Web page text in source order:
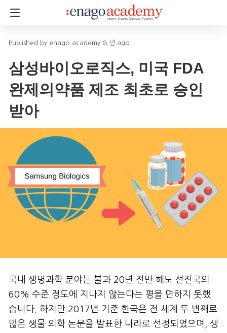
enago academy 8 년 ago
삼성바이오로직스, 미국 FDA
완제의약품 제조 최초로 승인
받아
국내 생명과학 분야는 불과 20년 전만 해도 선진국의
60% 수준 정도에 지나지 않는다는 평을 면하지 못했
습니다. 하지만 2017년 기준 한국은 전 세계 두 번째로
많은 생물 의학 논문을 발표한 나라로 선정되었으며, 생